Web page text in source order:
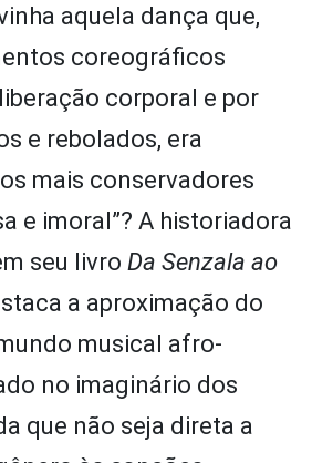
aquela dança que,
coreográficos
corporal e por
e rebolados, era
mais conservadores
e imoral”? A historiadora
seu livro Da Senzala ao
a aproximação do
musical afro-
no imaginário dos
que não seja direta a